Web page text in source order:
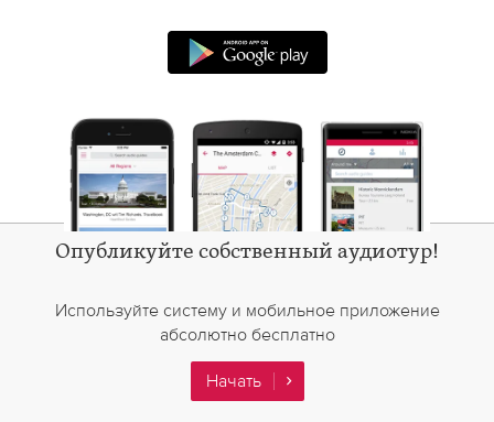
Опубликуйте собственный аудиотур!
Используйте систему и мобильное приложение
абсолютно бесплатно
Начать